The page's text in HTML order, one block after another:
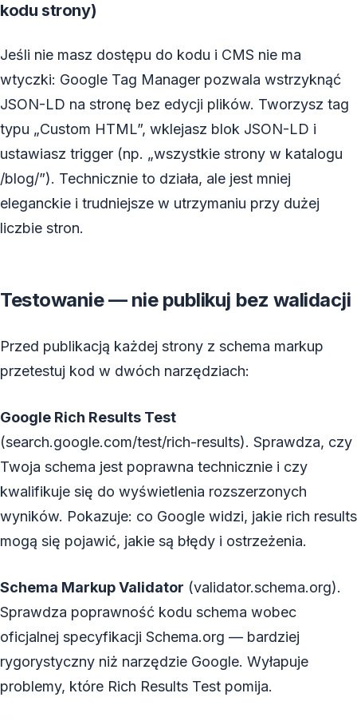
kodu strony)
Jeśli nie masz dostępu do kodu i CMS nie ma
wtyczki: Google Tag Manager pozwala wstrzyknąć
JSON-LD na stronę bez edycji plików. Tworzysz tag
typu „Custom HTML”, wklejasz blok JSON-LD i
ustawiasz trigger (np. „wszystkie strony w katalogu
/blog/”). Technicznie to działa, ale jest mniej
eleganckie i trudniejsze w utrzymaniu przy dużej
liczbie stron.
Testowanie — nie publikuj bez walidacji
Przed publikacją każdej strony z schema markup
przetestuj kod w dwóch narzędziach:
Google Rich Results Test
(search.google.com/test/rich-results). Sprawdza, czy
Twoja schema jest poprawna technicznie i czy
kwalifikuje się do wyświetlenia rozszerzonych
wyników. Pokazuje: co Google widzi, jakie rich results
mogą się pojawić, jakie są błędy i ostrzeżenia.
Schema Markup Validator (validator.schema.org).
Sprawdza poprawność kodu schema wobec
oficjalnej specyfikacji Schema.org — bardziej
rygorystyczny niż narzędzie Google. Wyłapuje
problemy, które Rich Results Test pomija.